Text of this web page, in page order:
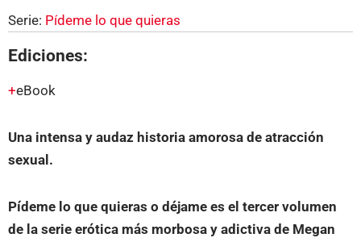
Serie: Pídeme lo que quieras
Ediciones:
eBook
Una intensa y audaz historia amorosa de atracción
sexual.
Pídeme lo que quieras o déjame es el tercer volumen
de la serie erótica más morbosa y adictiva de Megan